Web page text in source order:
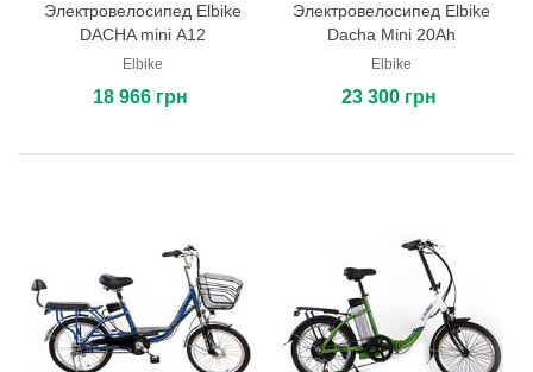
Электровелосипед Elbike
DACHA mini А12
Elbike
18 966 грн
Электровелосипед Elbike
Dacha Mini 20Ah
Elbike
23 300 грн